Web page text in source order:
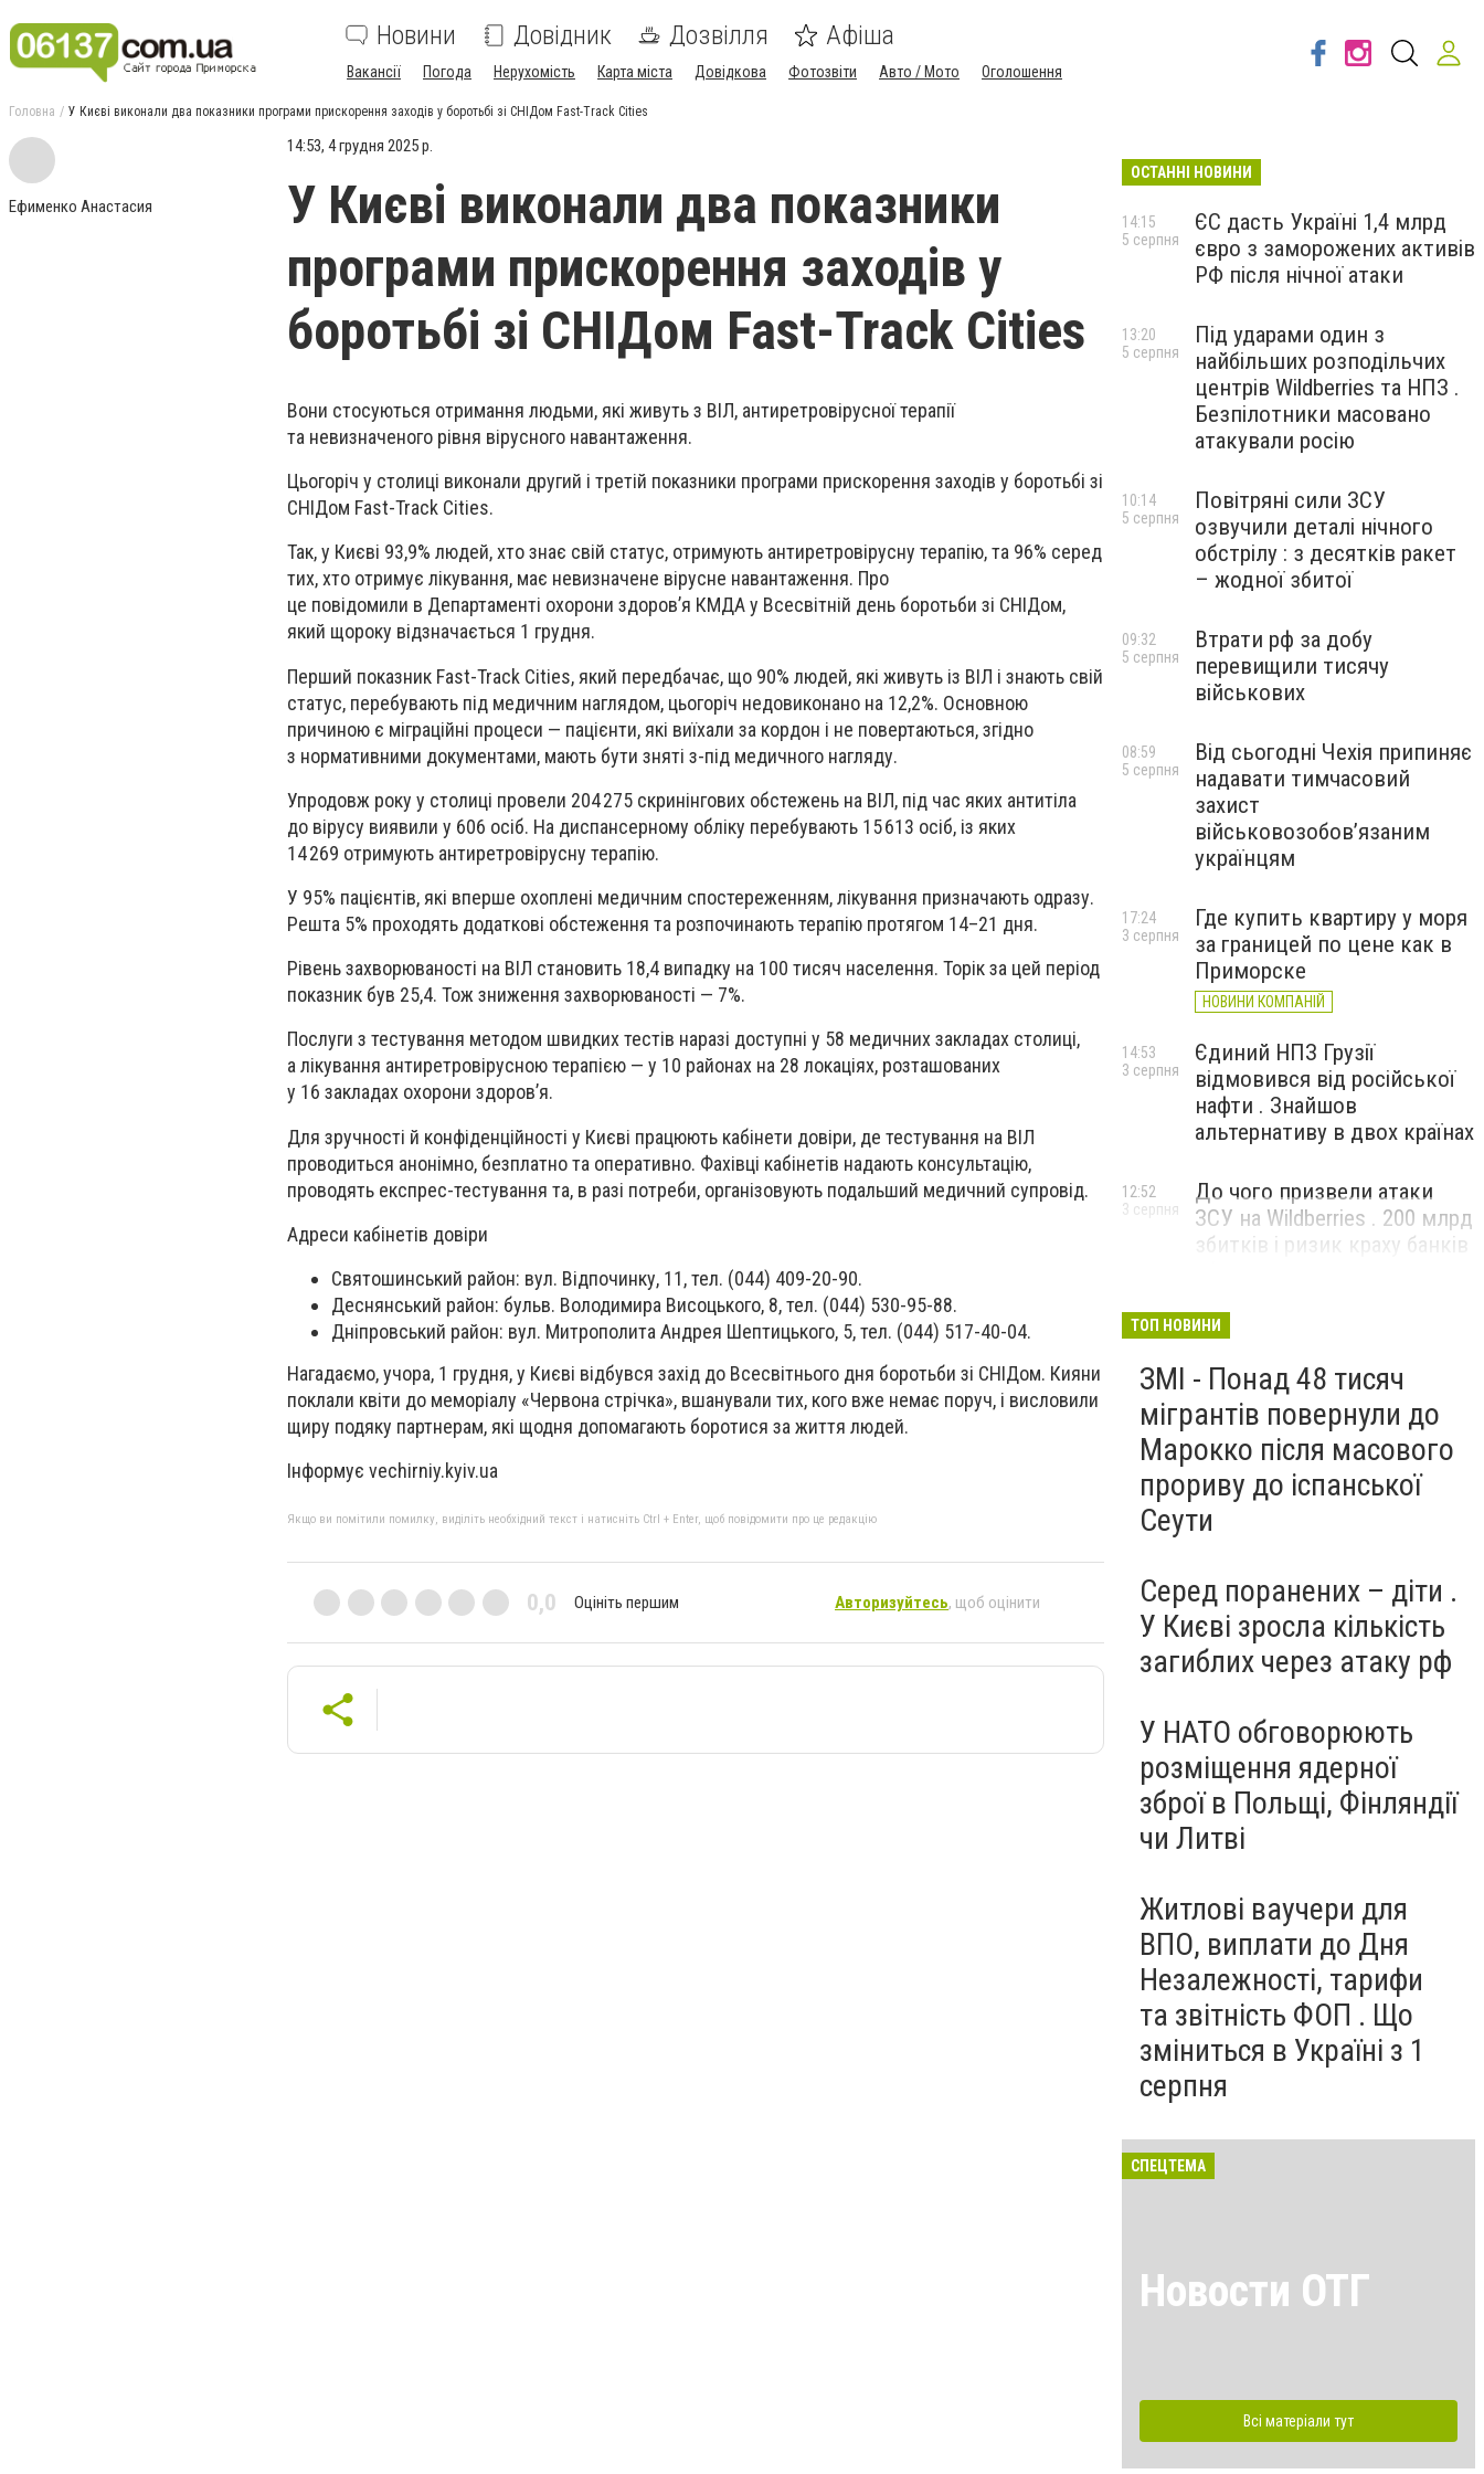
Новини Довідник Дозвілля Афіша
Вакансії Погода Нерухомість Карта міста Довідкова Фотозвіти Авто / Мото Оголошення
Головна У Києві виконали два показники програми прискорення заходів у боротьбі зі СНІДом Fast-Track Cities
Ефименко Анастасия
14:53, 4 грудня 2025 р.
У Києві виконали два показники
програми прискорення заходів у
боротьбі зі СНІДом Fast-Track Cities
Вони стосуються отримання людьми, які живуть з ВІЛ, антиретровірусної терапії
та невизначеного рівня вірусного навантаження.
Цьогоріч у столиці виконали другий і третій показники програми прискорення заходів у боротьбі зі
СНІДом Fast-Track Cities.
Так, у Києві 93,9% людей, хто знає свій статус, отримують антиретровірусну терапію, та 96% серед
тих, хто отримує лікування, має невизначене вірусне навантаження. Про
це повідомили в Департаменті охорони здоров’я КМДА у Всесвітній день боротьби зі СНІДом,
який щороку відзначається 1 грудня.
Перший показник Fast-Track Cities, який передбачає, що 90% людей, які живуть із ВІЛ і знають свій
статус, перебувають під медичним наглядом, цьогоріч недовиконано на 12,2%. Основною
причиною є міграційні процеси — пацієнти, які виїхали за кордон і не повертаються, згідно
з нормативними документами, мають бути зняті з-під медичного нагляду.
Упродовж року у столиці провели 204 275 скринінгових обстежень на ВІЛ, під час яких антитіла
до вірусу виявили у 606 осіб. На диспансерному обліку перебувають 15 613 осіб, із яких
14 269 отримують антиретровірусну терапію.
У 95% пацієнтів, які вперше охоплені медичним спостереженням, лікування призначають одразу.
Решта 5% проходять додаткові обстеження та розпочинають терапію протягом 14–21 дня.
Рівень захворюваності на ВІЛ становить 18,4 випадку на 100 тисяч населення. Торік за цей період
показник був 25,4. Тож зниження захворюваності — 7%.
Послуги з тестування методом швидких тестів наразі доступні у 58 медичних закладах столиці,
а лікування антиретровірусною терапією — у 10 районах на 28 локаціях, розташованих
у 16 закладах охорони здоров’я.
Для зручності й конфіденційності у Києві працюють кабінети довіри, де тестування на ВІЛ
проводиться анонімно, безплатно та оперативно. Фахівці кабінетів надають консультацію,
проводять експрес-тестування та, в разі потреби, організовують подальший медичний супровід.
Адреси кабінетів довіри
Святошинський район: вул. Відпочинку, 11, тел. (044) 409-20-90.
Деснянський район: бульв. Володимира Висоцького, 8, тел. (044) 530-95-88.
Дніпровський район: вул. Митрополита Андрея Шептицького, 5, тел. (044) 517-40-04.
Нагадаємо, учора, 1 грудня, у Києві відбувся захід до Всесвітнього дня боротьби зі СНІДом. Кияни
поклали квіти до меморіалу «Червона стрічка», вшанували тих, кого вже немає поруч, і висловили
щиру подяку партнерам, які щодня допомагають боротися за життя людей.
Інформує vechirniy.kyiv.ua
Якщо ви помітили помилку, виділіть необхідний текст і натисніть Ctrl + Enter, щоб повідомити про це редакцію
0,0 Оцініть першим Авторизуйтесь, щоб оцінити
ОСТАННІ НОВИНИ
ЄС дасть Україні 1,4 млрд
євро з заморожених активів
РФ після нічної атаки
14:15
5 серпня
Під ударами один з
найбільших розподільчих
центрів Wildberries та НПЗ .
Безпілотники масовано
атакували росію
13:20
5 серпня
Повітряні сили ЗСУ
озвучили деталі нічного
обстрілу : з десятків ракет
– жодної збитої
10:14
5 серпня
Втрати рф за добу
перевищили тисячу
військових
09:32
5 серпня
Від сьогодні Чехія припиняє
надавати тимчасовий
захист
військовозобов’язаним
українцям
08:59
5 серпня
Где купить квартиру у моря
за границей по цене как в
Приморске
НОВИНИ КОМПАНІЙ
17:24
3 серпня
Єдиний НПЗ Грузії
відмовився від російської
нафти . Знайшов
альтернативу в двох країнах
14:53
3 серпня
До чого призвели атаки
ЗСУ на Wildberries . 200 млрд
збитків і ризик краху банків
12:52
3 серпня
ТОП НОВИНИ
ЗМІ - Понад 48 тисяч
мігрантів повернули до
Марокко після масового
прориву до іспанської
Сеути
Серед поранених – діти .
У Києві зросла кількість
загиблих через атаку рф
У НАТО обговорюють
розміщення ядерної
зброї в Польщі, Фінляндії
чи Литві
Житлові ваучери для
ВПО, виплати до Дня
Незалежності, тарифи
та звітність ФОП . Що
зміниться в Україні з 1
серпня
СПЕЦТЕМА
Новости ОТГ
Всі матеріали тут